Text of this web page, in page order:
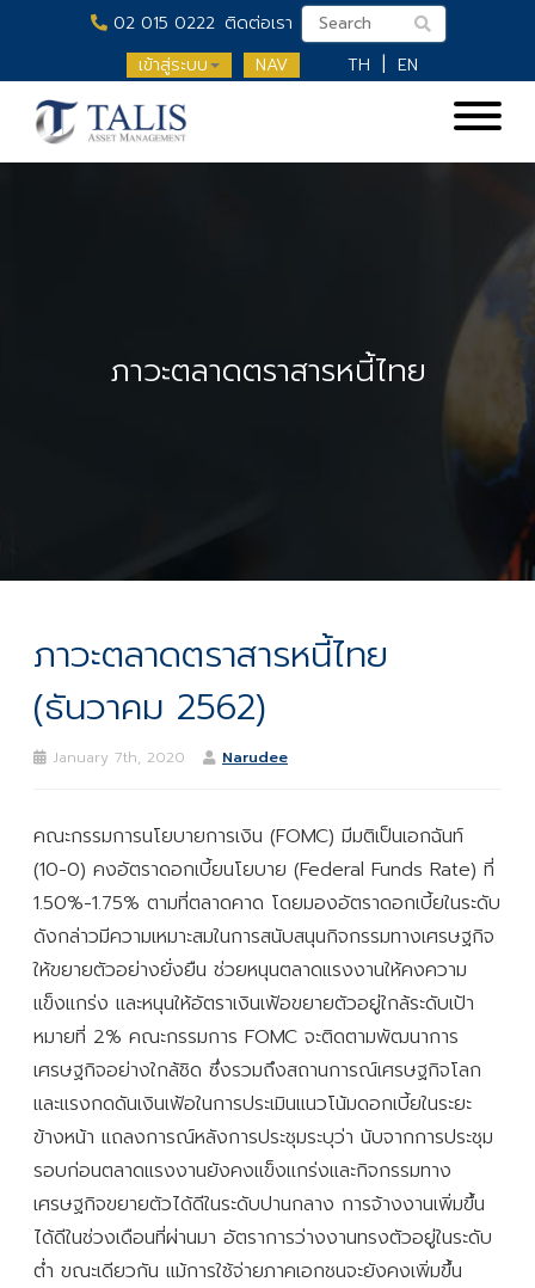
02 015 0222 ติดต่อเรา
เข้าสู่ระบบ
NAV TH EN
ภาวะตลาดตราสารหนี้ไทย
ภาวะตลาดตราสารหนี้ไทย
(ธันวาคม 2562)
January 7th, 2020 Narudee
คณะกรรมการนโยบายการเงิน (FOMC) มีมติเป็นเอกฉันท์
(10-0) คงอัตราดอกเบี้ยนโยบาย (Federal Funds Rate) ที่
1.50%-1.75% ตามที่ตลาดคาด โดยมองอัตราดอกเบี้ยในระดับ
ดังกล่าวมีความเหมาะสมในการสนับสนุนกิจกรรมทางเศรษฐกิจ
ให้ขยายตัวอย่างยั่งยืน ช่วยหนุนตลาดแรงงานให้คงความ
แข็งแกร่ง และหนุนให้อัตราเงินเฟ้อขยายตัวอยู่ใกล้ระดับเป้า
หมายที่ 2% คณะกรรมการ FOMC จะติดตามพัฒนาการ
เศรษฐกิจอย่างใกล้ชิด ซึ่งรวมถึงสถานการณ์เศรษฐกิจโลก
และแรงกดดันเงินเฟ้อในการประเมินแนวโน้มดอกเบี้ยในระยะ
ข้างหน้า แถลงการณ์หลังการประชุมระบุว่า นับจากการประชุม
รอบก่อนตลาดแรงงานยังคงแข็งแกร่งและกิจกรรมทาง
เศรษฐกิจขยายตัวได้ดีในระดับปานกลาง การจ้างงานเพิ่มขึ้น
ได้ดีในช่วงเดือนที่ผ่านมา อัตราการว่างงานทรงตัวอยู่ในระดับ
ต่ำ ขณะเดียวกัน แม้การใช้จ่ายภาคเอกชนจะยังคงเพิ่มขึ้น